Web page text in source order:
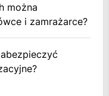
można
i zamrażarce?